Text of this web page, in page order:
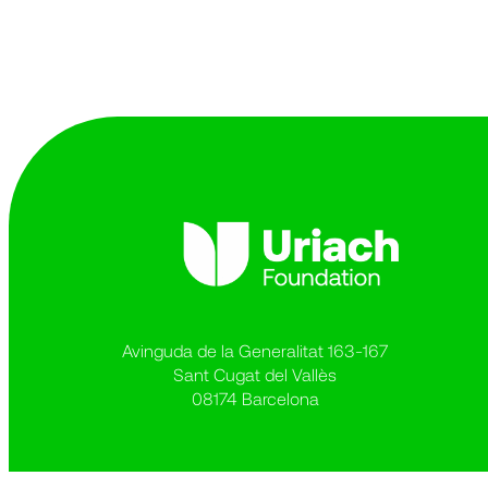
Avinguda de la Generalitat 163-167
Sant Cugat del Vallès
08174 Barcelona